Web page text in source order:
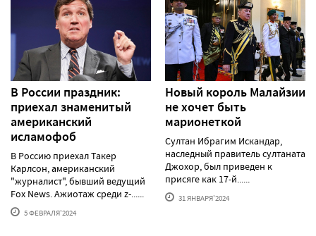
В России праздник:
приехал знаменитый
американский
исламофоб
В Россию приехал Такер
Карлсон, американский
"журналист", бывший ведущий
Fox News. Ажиотаж среди z-......
5 ФЕВРАЛЯ'2024
Новый король Малайзии
не хочет быть
марионеткой
Султан Ибрагим Искандар,
наследный правитель султаната
Джохор, был приведен к
присяге как 17-й......
31 ЯНВАРЯ'2024